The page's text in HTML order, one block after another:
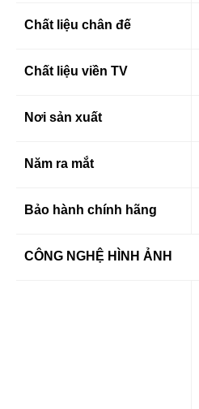
Chất liệu chân đế
Chất liệu viền TV
Nơi sản xuất
Năm ra mắt
Bảo hành chính hãng
CÔNG NGHỆ HÌNH ẢNH